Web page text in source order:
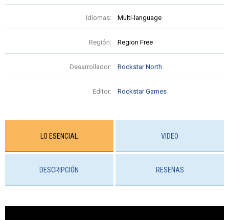
Idiomas: Multi-language
Región: Region Free
Desarrollador: Rockstar North
Editor: Rockstar Games
LO ESENCIAL VIDEO
DESCRIPCIÓN RESEÑAS